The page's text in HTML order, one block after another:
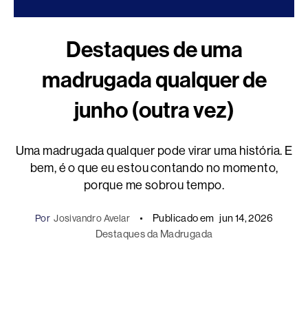
Destaques de uma
madrugada qualquer de
junho (outra vez)
Uma madrugada qualquer pode virar uma história. E
bem, é o que eu estou contando no momento,
porque me sobrou tempo.
Por Josivandro Avelar Publicado em jun 14, 2026
Destaques da Madrugada